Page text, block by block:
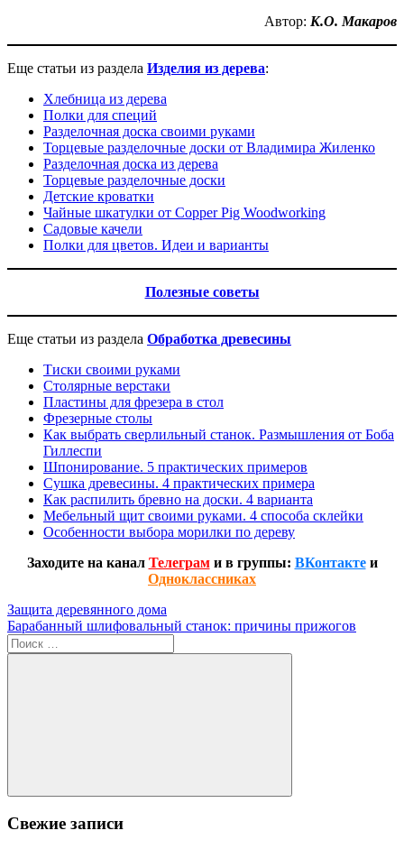
Автор: К.О. Макаров
Еще статьи из раздела Изделия из дерева:
Хлебница из дерева
Полки для специй
Разделочная доска своими руками
Торцевые разделочные доски от Владимира Жиленко
Разделочная доска из дерева
Торцевые разделочные доски
Детские кроватки
Чайные шкатулки от Copper Pig Woodworking
Садовые качели
Полки для цветов. Идеи и варианты
Полезные советы
Еще статьи из раздела Обработка древесины
Тиски своими руками
Столярные верстаки
Пластины для фрезера в стол
Фрезерные столы
Как выбрать сверлильный станок. Размышления от Боба
Гиллеспи
Шпонирование. 5 практических примеров
Сушка древесины. 4 практических примера
Как распилить бревно на доски. 4 варианта
Мебельный щит своими руками. 4 способа склейки
Особенности выбора морилки по дереву
Заходите на канал Телеграми в группы: ВКонтактеи
Одноклассниках
Навигация
по
записям
Предыдущая
запись:
Защита деревянного дома
Следующая
запись:
Барабанный шлифовальный станок: причины прижогов
Поиск
для:
Поиск
Свежие записи